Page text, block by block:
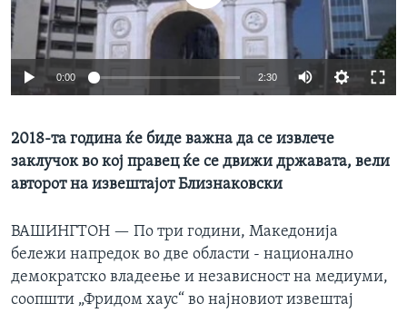
ИНТЕРВЈУА
Јазици
0:00 2:30
2018-та година ќе биде важна да се извлече
заклучок во кој правец ќе се движи државата, вели
авторот на извештајот Близнаковски
ВАШИНГТОН — По три години, Македонија
бележи напредок во две области - национално
демократско владеење и независност на медиуми,
соопшти „Фридом хаус“ во најновиот извештај